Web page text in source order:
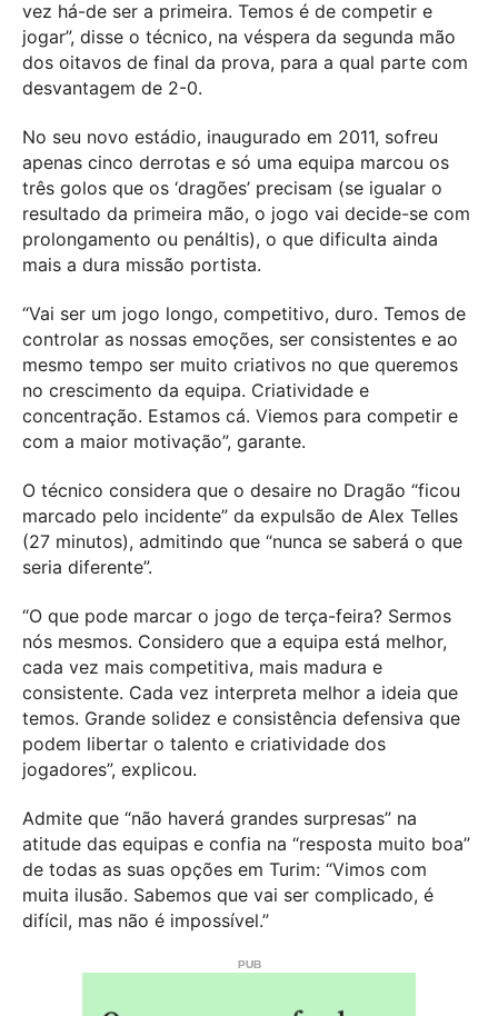
vez há-de ser a primeira. Temos é de competir e
jogar”, disse o técnico, na véspera da segunda mão
dos oitavos de final da prova, para a qual parte com
desvantagem de 2-0.
No seu novo estádio, inaugurado em 2011, sofreu
apenas cinco derrotas e só uma equipa marcou os
três golos que os ‘dragões’ precisam (se igualar o
resultado da primeira mão, o jogo vai decide-se com
prolongamento ou penáltis), o que dificulta ainda
mais a dura missão portista.
“Vai ser um jogo longo, competitivo, duro. Temos de
controlar as nossas emoções, ser consistentes e ao
mesmo tempo ser muito criativos no que queremos
no crescimento da equipa. Criatividade e
concentração. Estamos cá. Viemos para competir e
com a maior motivação”, garante.
O técnico considera que o desaire no Dragão “ficou
marcado pelo incidente” da expulsão de Alex Telles
(27 minutos), admitindo que “nunca se saberá o que
seria diferente”.
“O que pode marcar o jogo de terça-feira? Sermos
nós mesmos. Considero que a equipa está melhor,
cada vez mais competitiva, mais madura e
consistente. Cada vez interpreta melhor a ideia que
temos. Grande solidez e consistência defensiva que
podem libertar o talento e criatividade dos
jogadores”, explicou.
Admite que “não haverá grandes surpresas” na
atitude das equipas e confia na “resposta muito boa”
de todas as suas opções em Turim: “Vimos com
muita ilusão. Sabemos que vai ser complicado, é
difícil, mas não é impossível.”